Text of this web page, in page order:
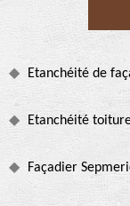
Etanchéité de
Etanchéité
Façadier